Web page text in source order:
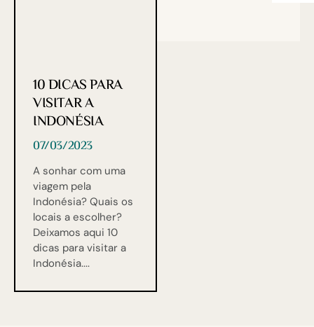
10 DICAS PARA
VISITAR A
INDONÉSIA
07/03/2023
A sonhar com uma
viagem pela
Indonésia? Quais os
locais a escolher?
Deixamos aqui 10
dicas para visitar a
Indonésia.